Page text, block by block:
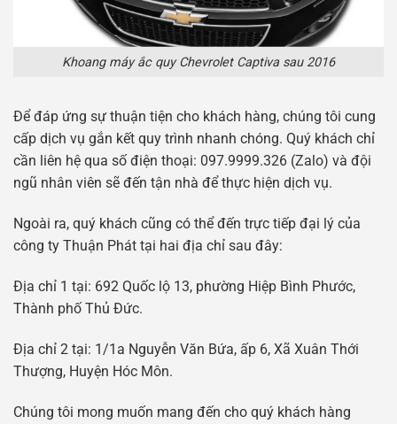
Khoang máy ắc quy Chevrolet Captiva sau 2016
Để đáp ứng sự thuận tiện cho khách hàng, chúng tôi cung
cấp dịch vụ gắn kết quy trình nhanh chóng. Quý khách chỉ
cần liên hệ qua số điện thoại: 097.9999.326 (Zalo) và đội
ngũ nhân viên sẽ đến tận nhà để thực hiện dịch vụ.
Ngoài ra, quý khách cũng có thể đến trực tiếp đại lý của
công ty Thuận Phát tại hai địa chỉ sau đây:
Địa chỉ 1 tại: 692 Quốc lộ 13, phường Hiệp Bình Phước,
Thành phố Thủ Đức.
Địa chỉ 2 tại: 1/1a Nguyễn Văn Bứa, ấp 6, Xã Xuân Thới
Thượng, Huyện Hóc Môn.
Chúng tôi mong muốn mang đến cho quý khách hàng